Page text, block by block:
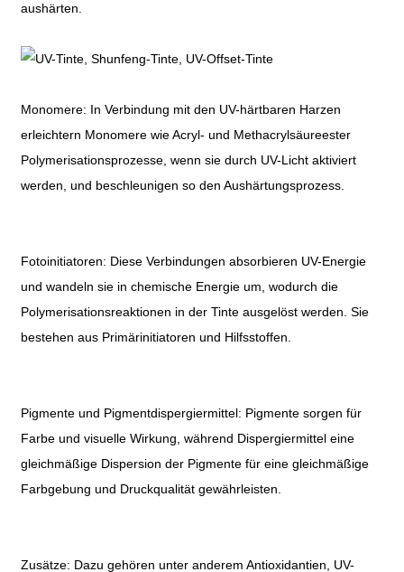
aushärten.
Monomere: In Verbindung mit den UV-härtbaren Harzen
erleichtern Monomere wie Acryl- und Methacrylsäureester
Polymerisationsprozesse, wenn sie durch UV-Licht aktiviert
werden, und beschleunigen so den Aushärtungsprozess.
Fotoinitiatoren: Diese Verbindungen absorbieren UV-Energie
und wandeln sie in chemische Energie um, wodurch die
Polymerisationsreaktionen in der Tinte ausgelöst werden. Sie
bestehen aus Primärinitiatoren und Hilfsstoffen.
Pigmente und Pigmentdispergiermittel: Pigmente sorgen für
Farbe und visuelle Wirkung, während Dispergiermittel eine
gleichmäßige Dispersion der Pigmente für eine gleichmäßige
Farbgebung und Druckqualität gewährleisten.
Zusätze: Dazu gehören unter anderem Antioxidantien, UV-